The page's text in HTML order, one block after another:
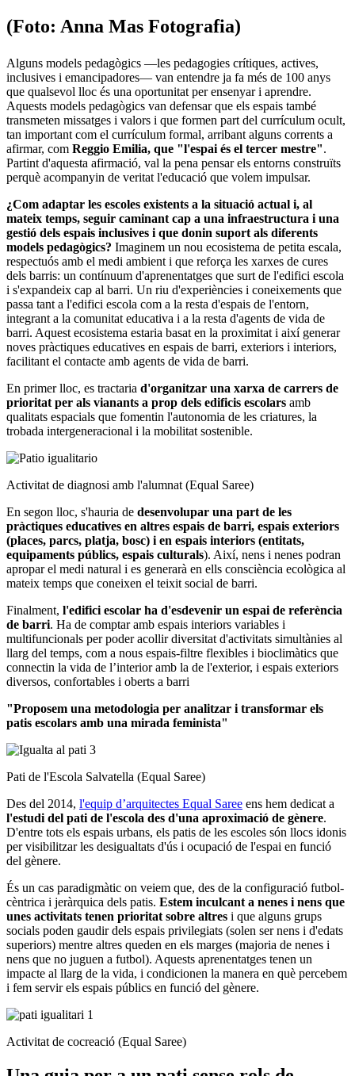
(Foto: Anna Mas Fotografia)
Alguns models pedagògics —les pedagogies crítiques, actives,
inclusives i emancipadores— van entendre ja fa més de 100 anys
que qualsevol lloc és una oportunitat per ensenyar i aprendre.
Aquests models pedagògics van defensar que els espais també
transmeten missatges i valors i que formen part del currículum ocult,
tan important com el currículum formal, arribant alguns corrents a
afirmar, com Reggio Emilia, que "l'espai és el tercer mestre".
Partint d'aquesta afirmació, val la pena pensar els entorns construïts
perquè acompanyin de veritat l'educació que volem impulsar.
¿Com adaptar les escoles existents a la situació actual i, al
mateix temps, seguir caminant cap a una infraestructura i una
gestió dels espais inclusives i que donin suport als diferents
models pedagògics? Imaginem un nou ecosistema de petita escala,
respectuós amb el medi ambient i que reforça les xarxes de cures
dels barris: un contínuum d'aprenentatges que surt de l'edifici escola
i s'expandeix cap al barri. Un riu d'experiències i coneixements que
passa tant a l'edifici escola com a la resta d'espais de l'entorn,
integrant a la comunitat educativa i a la resta d'agents de vida de
barri. Aquest ecosistema estaria basat en la proximitat i així generar
noves pràctiques educatives en espais de barri, exteriors i interiors,
facilitant el contacte amb agents de vida de barri.
En primer lloc, es tractaria d'organitzar una xarxa de carrers de
prioritat per als vianants a prop dels edificis escolars amb
qualitats espacials que fomentin l'autonomia de les criatures, la
trobada intergeneracional i la mobilitat sostenible.
Activitat de diagnosi amb l'alumnat (Equal Saree)
En segon lloc, s'hauria de desenvolupar una part de les
pràctiques educatives en altres espais de barri, espais exteriors
(places, parcs, platja, bosc) i en espais interiors (entitats,
equipaments públics, espais culturals). Així, nens i nenes podran
apropar el medi natural i es generarà en ells consciència ecològica al
mateix temps que coneixen el teixit social de barri.
Finalment, l'edifici escolar ha d'esdevenir un espai de referència
de barri. Ha de comptar amb espais interiors variables i
multifuncionals per poder acollir diversitat d'activitats simultànies al
llarg del temps, com a nous espais-filtre flexibles i bioclimàtics que
connectin la vida de l’interior amb la de l'exterior, i espais exteriors
diversos, confortables i oberts a barri
"Proposem una metodologia per analitzar i transformar els
patis escolars amb una mirada feminista"
Pati de l'Escola Salvatella (Equal Saree)
Des del 2014, l'equip d’arquitectes Equal Saree ens hem dedicat a
l'estudi del pati de l'escola des d'una aproximació de gènere.
D'entre tots els espais urbans, els patis de les escoles són llocs idonis
per visibilitzar les desigualtats d'ús i ocupació de l'espai en funció
del gènere.
És un cas paradigmàtic on veiem que, des de la configuració futbol-
cèntrica i jeràrquica dels patis. Estem inculcant a nenes i nens que
unes activitats tenen prioritat sobre altres i que alguns grups
socials poden gaudir dels espais privilegiats (solen ser nens i d'edats
superiors) mentre altres queden en els marges (majoria de nenes i
nens que no juguen a futbol). Aquests aprenentatges tenen un
impacte al llarg de la vida, i condicionen la manera en què percebem
i fem servir els espais públics en funció del gènere.
Activitat de cocreació (Equal Saree)